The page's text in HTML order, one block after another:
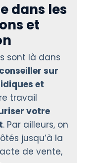
dans les
et
sont là dans
conseiller sur
et
travail
votre
. Par ailleurs, on
jusqu’à la
de vente,